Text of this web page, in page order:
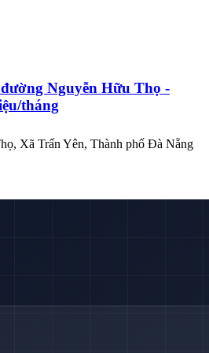
Nguyễn Hữu Thọ -
tháng
Xã Trấn Yên, Thành phố Đà Nẵng